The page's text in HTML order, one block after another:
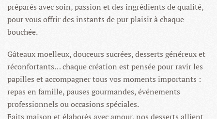
préparés avec soin, passion et des ingrédients de qualité,
pour vous offrir des instants de pur plaisir à chaque
bouchée.
Gâteaux moelleux, douceurs sucrées, desserts généreux et
réconfortants… chaque création est pensée pour ravir les
papilles et accompagner tous vos moments importants :
repas en famille, pauses gourmandes, événements
professionnels ou occasions spéciales.
Faits maison et élaborés avec amour, nos desserts allient